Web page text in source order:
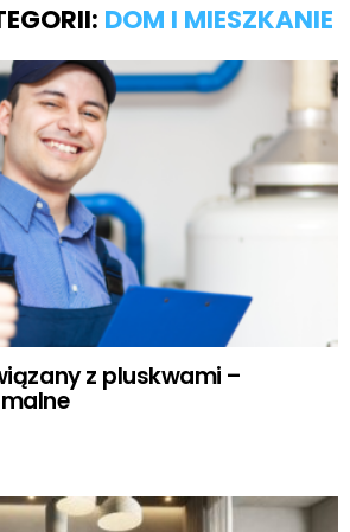
DOM I MIESZKANIE
z pluskwami –